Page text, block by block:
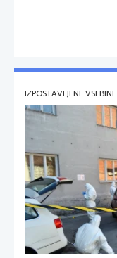
IZPOSTAVLJENE VSEBINE